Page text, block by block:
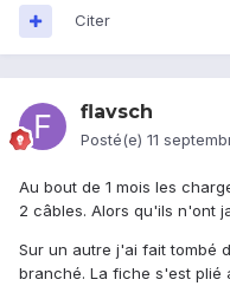
Citer
flavsch
Posté(e) 11
Au bout de 1 mois les
2 câbles. Alors qu'ils n'ont
Sur un autre j'ai fait tombé
branché. La fiche s'est plié